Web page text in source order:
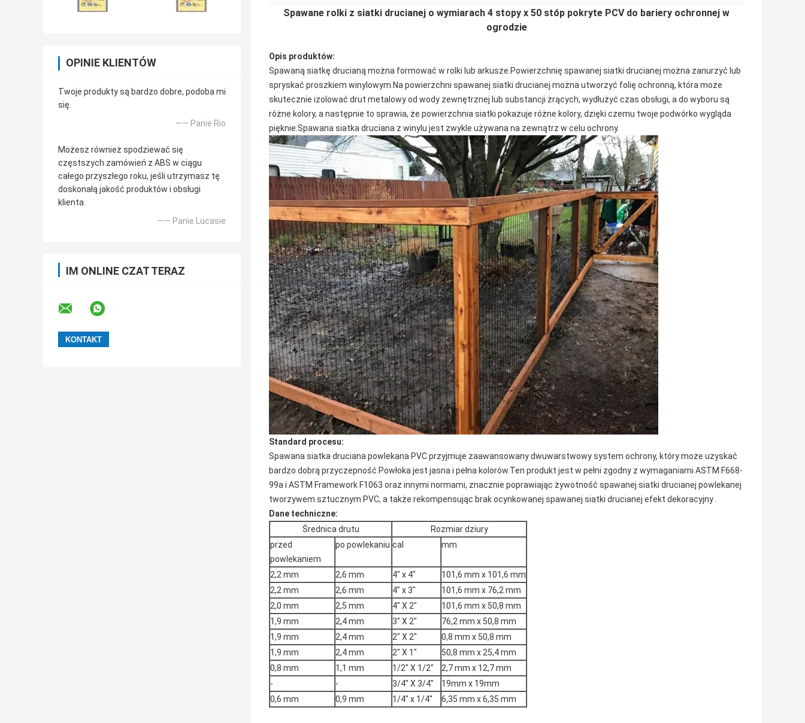
OPINIE KLIENTÓW
Twoje produkty są bardzo dobre, podoba mi
się.
—— Panie Rio
Możesz również spodziewać się
częstszych zamówień z ABS w ciągu
całego przyszłego roku, jeśli utrzymasz tę
doskonałą jakość produktów i obsługi
klienta.
—— Panie Lucasie
IM ONLINE CZAT TERAZ
Spawane rolki z siatki drucianej o wymiarach 4 stopy x 50 stóp pokryte PCV do bariery ochronnej w
ogrodzie
Opis produktów:
Spawaną siatkę drucianą można formować w rolki lub arkusze.Powierzchnię spawanej siatki drucianej można zanurzyć lub
spryskać proszkiem winylowym.Na powierzchni spawanej siatki drucianej można utworzyć folię ochronną, która może
skutecznie izolować drut metalowy od wody zewnętrznej lub substancji żrących, wydłużyć czas obsługi, a do wyboru są
różne kolory, a następnie to sprawia, że ​​powierzchnia siatki pokazuje różne kolory, dzięki czemu twoje podwórko wygląda
pięknie.Spawana siatka druciana z winylu jest zwykle używana na zewnątrz w celu ochrony.
Standard procesu:
Spawana siatka druciana powlekana PVC przyjmuje zaawansowany dwuwarstwowy system ochrony, który może uzyskać
bardzo dobrą przyczepność.Powłoka jest jasna i pełna kolorów.Ten produkt jest w pełni zgodny z wymaganiami ASTM F668-
99a i ASTM Framework F1063 oraz innymi normami, znacznie poprawiając żywotność spawanej siatki drucianej powlekanej
tworzywem sztucznym PVC, a także rekompensując brak ocynkowanej spawanej siatki drucianej efekt dekoracyjny .
Dane techniczne:
Średnica drutu
Rozmiar dziury
przed
powlekaniem
po powlekaniu cal mm
2,2 mm 2,6 mm 4" x 4"
101,6 mm x 101,6 mm
2,2 mm
2,6 mm 4" x 3"
101,6 mm x 76,2 mm
2,0 mm
2,5 mm 4" X 2"
101,6 mm x 50,8 mm
1,9 mm
2,4 mm 3" X 2"
76,2 mm x 50,8 mm
1,9 mm
2,4 mm 2" X 2"
0,8 mm x 50,8 mm
1,9 mm
2,4 mm 2" X 1"
50,8 mm x 25,4 mm
0,8 mm
1,1 mm 1/2" X 1/2"
2,7 mm x 12,7 mm
-
- 3/4" X 3/4"
19mm x 19mm
0,6 mm
0,9 mm 1/4" x 1/4" 6,35 mm x 6,35 mm